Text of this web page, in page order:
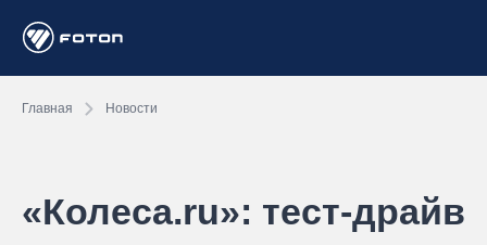
Главная Новости
«Колеса.ru»: тест-драйв